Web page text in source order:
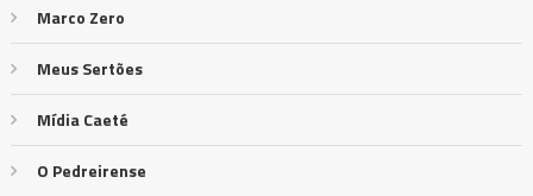
Marco Zero
Meus Sertões
Mídia Caeté
O Pedreirense